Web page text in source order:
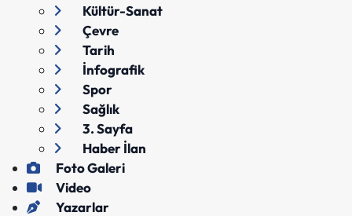
Kültür-Sanat
Çevre
Tarih
İnfografik
Spor
Sağlık
3. Sayfa
Haber İlan
Foto Galeri
Video
Yazarlar